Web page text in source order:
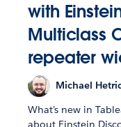
with
Multiclass
repeater
Michael
What’s new in
about Einstein